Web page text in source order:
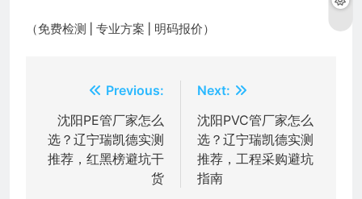
（免费检测 | 专业方案 | 明码报价）
章
导
Previous:
沈阳PE管厂家怎么
选？辽宁瑞凯德实测
推荐，红黑榜避坑干
货
Next:
沈阳PVC管厂家怎么
选？辽宁瑞凯德实测
推荐，工程采购避坑
指南